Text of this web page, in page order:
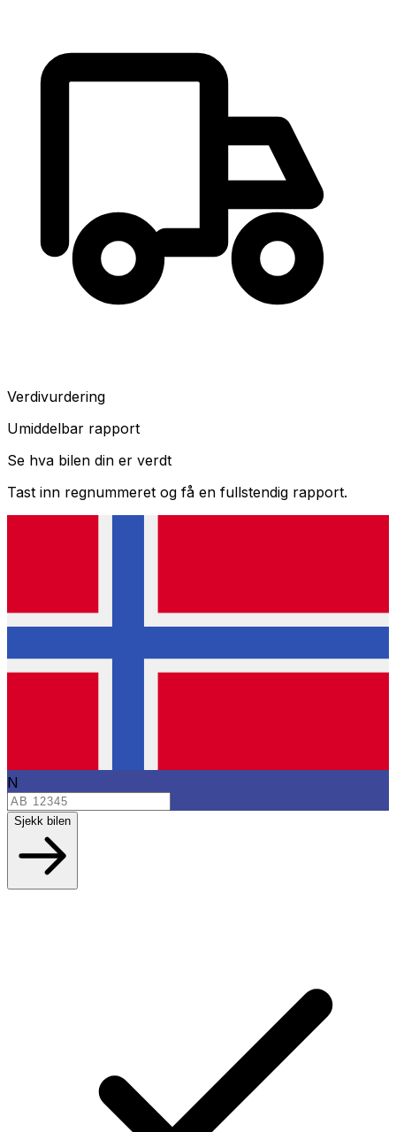
Verdivurdering
Umiddelbar rapport
Se hva bilen din er verdt
Tast inn regnummeret og få en fullstendig rapport.
N
Sjekk bilen